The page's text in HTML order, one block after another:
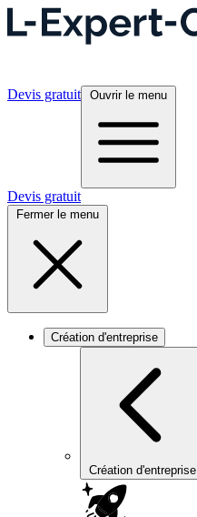
Devis gratuit Ouvrir le menu
Devis gratuit
Fermer le menu
Création d'entreprise
Création d'entreprise